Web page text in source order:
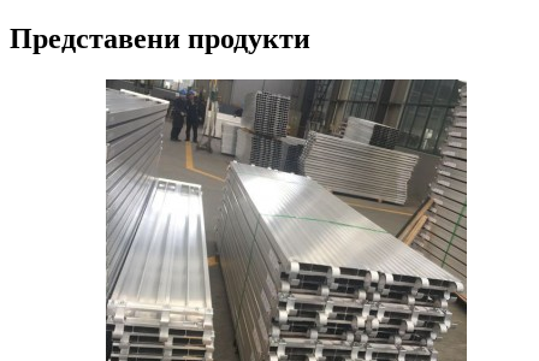
Представени продукти